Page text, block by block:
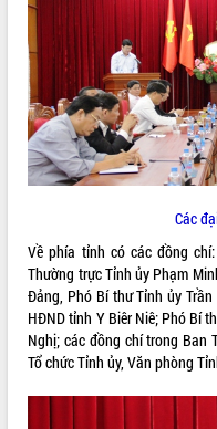
VĂN BẢN HĐND TỈNH
ĐIỂM TIN VĂN BẢN
QUY HOẠCH - KẾ HOẠCH
Các
Về phía tỉnh có các đồng
Thường trực Tỉnh ủy Phạm
Đảng, Phó Bí thư Tỉnh ủy
HĐND tỉnh Y Biêr Niê; Phó Bí
Nghị; các đồng chí trong Ban
Tổ chức Tỉnh ủy, Văn phòng